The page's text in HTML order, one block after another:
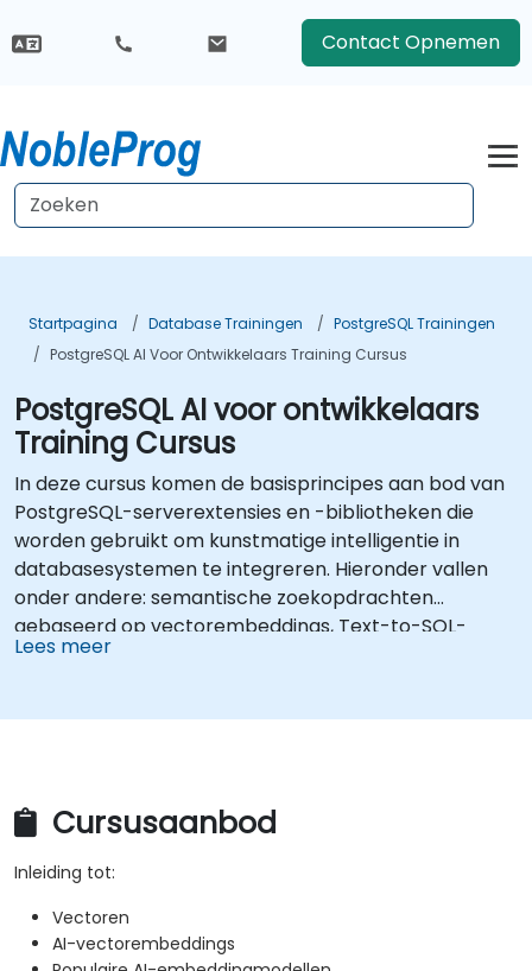
Contact Opnemen
Startpagina Database Trainingen
PostgreSQL Trainingen
PostgreSQL AI Voor Ontwikkelaars Training Cursus
PostgreSQL AI voor ontwikkelaars
Training Cursus
In deze cursus komen de basisprincipes aan bod van
PostgreSQL-serverextensies en -bibliotheken die
worden gebruikt om kunstmatige intelligentie in
databasesystemen te integreren. Hieronder vallen
onder andere: semantische zoekopdrachten
gebaseerd op vectorembeddings, Text-to-SQL-
querying en Retrieval-Augmented Generation (RAG).
met behulp van LangChain en de programmeertalen
praktijkopdrachten helpen om deze concepten goed
te beheersen.
Lees meer
Cursusaanbod
Inleiding tot:
Vectoren
AI-vectorembeddings